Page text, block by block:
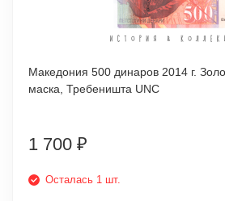
Македония 500 динаров 2014 г.
маска, Требеништа UNC
1 700 ₽
Осталась 1 шт.